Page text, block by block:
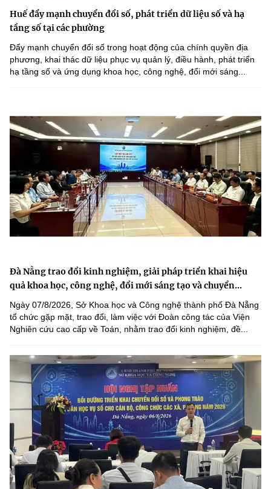
Huế đẩy mạnh chuyển đổi số, phát triển dữ liệu số và hạ
tầng số tại các phường
Đẩy mạnh chuyển đổi số trong hoạt động của chính quyền địa
phương, khai thác dữ liệu phục vụ quản lý, điều hành, phát triển
hạ tầng số và ứng dụng khoa học, công nghệ, đổi mới sáng...
Đà Nẵng trao đổi kinh nghiệm, giải pháp triển khai hiệu
quả khoa học, công nghệ, đổi mới sáng tạo và chuyển...
Ngày 07/8/2026, Sở Khoa học và Công nghệ thành phố Đà Nẵng
tổ chức gặp mặt, trao đổi, làm việc với Đoàn công tác của Viện
Nghiên cứu cao cấp về Toán, nhằm trao đổi kinh nghiệm, đề...